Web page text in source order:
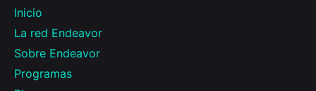
Inicio
La red Endeavor
Sobre Endeavor
Programas